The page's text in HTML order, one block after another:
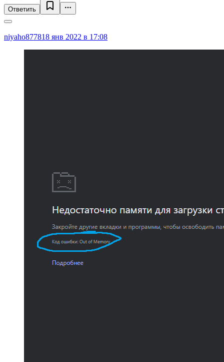
Ответить
niyaho877818 янв 2022 в 17:08